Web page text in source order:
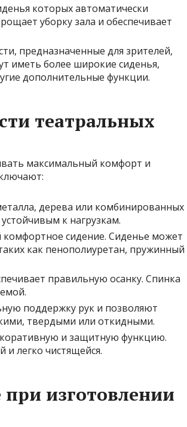
которых автоматически
уборку зала и обеспечивает
предназначенные для зрителей,
иметь более широкие сиденья,
дополнительные функции.
театральных
максимальный комфорт и
дерева или комбинированных
к нагрузкам.
сидение. Сиденье может
как пенополиуретан, пружинный
правильную осанку. Спинка
поддержку рук и позволяют
твердыми или откидными.
и защитную функцию.
легко чистящейся.
изготовлении